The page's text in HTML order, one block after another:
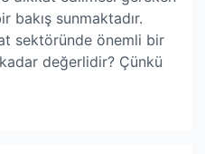
bakış sunmaktadır.
sektöründe önemli bir
değerlidir? Çünkü